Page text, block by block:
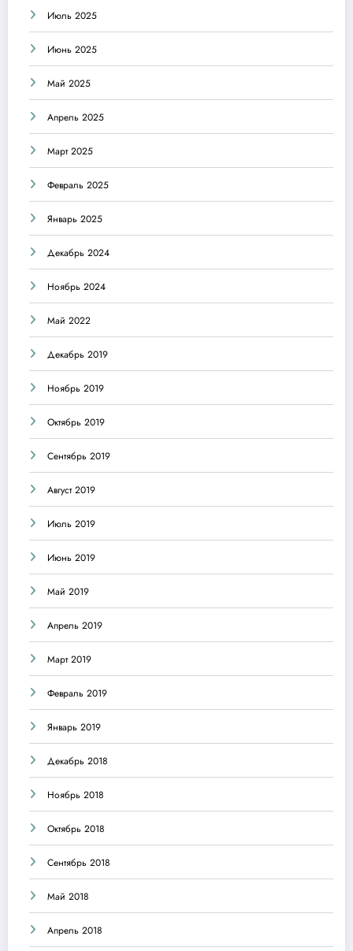
Июль 2025
Июнь 2025
Май 2025
Апрель 2025
Март 2025
Февраль 2025
Январь 2025
Декабрь 2024
Ноябрь 2024
Май 2022
Декабрь 2019
Ноябрь 2019
Октябрь 2019
Сентябрь 2019
Август 2019
Июль 2019
Июнь 2019
Май 2019
Апрель 2019
Март 2019
Февраль 2019
Январь 2019
Декабрь 2018
Ноябрь 2018
Октябрь 2018
Сентябрь 2018
Май 2018
Апрель 2018